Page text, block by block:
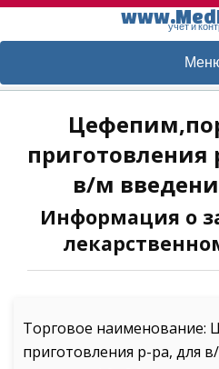
учет и
приготовления
в/м
Информация о
Торговое наименование:
приготовления р-ра, для